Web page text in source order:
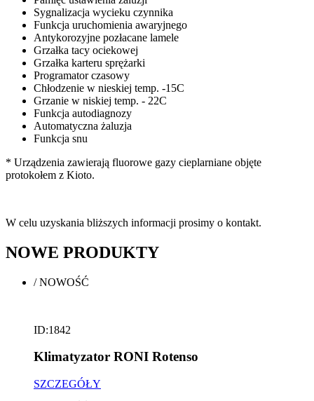
Sygnalizacja wycieku czynnika
Funkcja uruchomienia awaryjnego
Antykorozyjne pozłacane lamele
Grzałka tacy ociekowej
Grzałka karteru sprężarki
Programator czasowy
Chłodzenie w nieskiej temp. -15C
Grzanie w niskiej temp. - 22C
Funkcja autodiagnozy
Automatyczna żaluzja
Funkcja snu
* Urządzenia zawierają fluorowe gazy cieplarniane objęte
protokołem z Kioto.
W celu uzyskania bliższych informacji prosimy o kontakt.
NOWE PRODUKTY
/NOWOŚĆ
ID:1842
Klimatyzator RONI Rotenso
SZCZEGÓŁY